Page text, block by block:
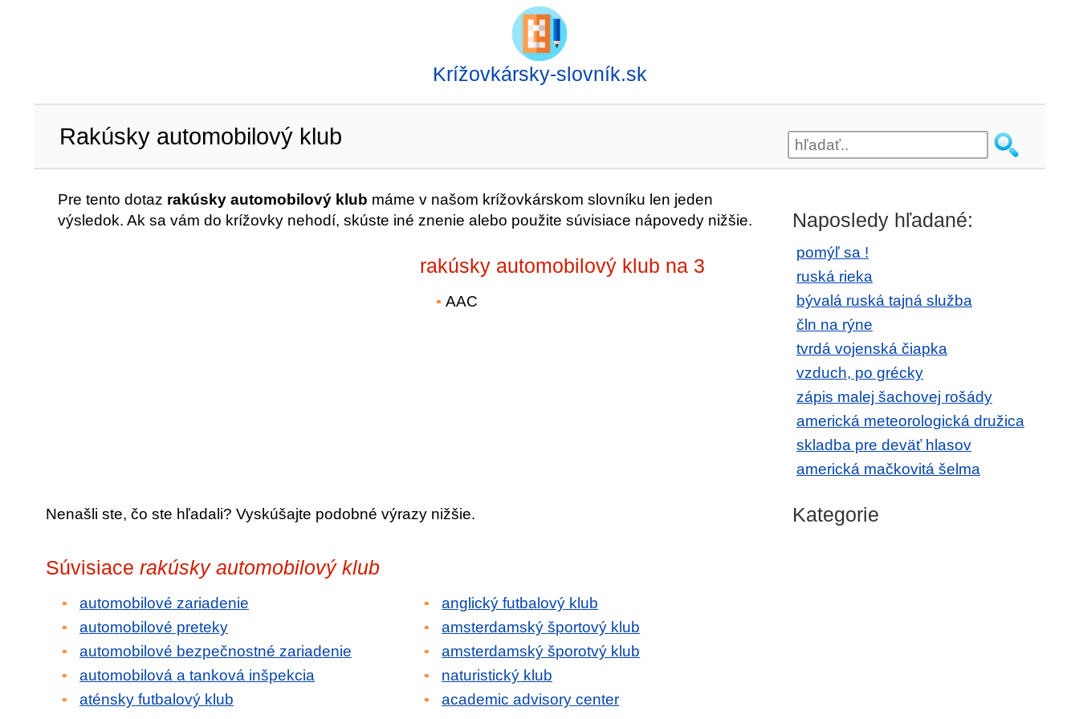
Krížovkársky-slovník.sk
Rakúsky automobilový klub
Pre tento dotaz rakúsky automobilový klub máme v našom krížovkárskom slovníku len jeden
výsledok. Ak sa vám do krížovky nehodí, skúste iné znenie alebo použite súvisiace nápovedy nižšie.
rakúsky automobilový klub na 3
AAC
Nenašli ste, čo ste hľadali? Vyskúšajte podobné výrazy nižšie.
Súvisiace rakúsky automobilový klub
automobilové zariadenie
automobilové preteky
automobilové bezpečnostné zariadenie
automobilová a tanková inšpekcia
aténsky futbalový klub
anglický futbalový klub
amsterdamský športový klub
amsterdamský šporotvý klub
naturistický klub
academic advisory center
Naposledy hľadané:
pomýľ sa !
ruská rieka
bývalá ruská tajná služba
čln na rýne
tvrdá vojenská čiapka
vzduch, po grécky
zápis malej šachovej rošády
americká meteorologická družica
skladba pre deväť hlasov
americká mačkovitá šelma
Kategorie